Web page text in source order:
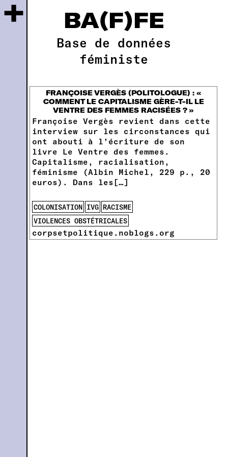
BA(F)FE
Base de données
féministe
+
FRANÇOISE VERGÈS (POLITOLOGUE) : «
COMMENT LE CAPITALISME GÈRE-T-IL LE
VENTRE DES FEMMES RACISÉES ? »
Françoise Vergès revient dans cette
interview sur les circonstances qui
ont abouti à l’écriture de son
livre Le Ventre des femmes.
Capitalisme, racialisation,
féminisme (Albin Michel, 229 p., 20
euros). Dans les[…]
COLONISATION IVG RACISME
VIOLENCES OBSTÉTRICALES
corpsetpolitique.noblogs.org